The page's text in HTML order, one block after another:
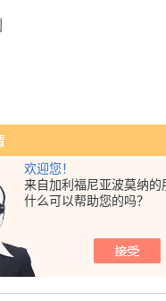
欢迎您！
来自加利福尼亚波莫纳的
什么可以帮助您的吗？